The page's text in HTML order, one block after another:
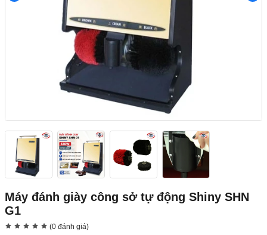
Máy đánh giày công sở tự động Shiny SHN
G1
(0 đánh giá)